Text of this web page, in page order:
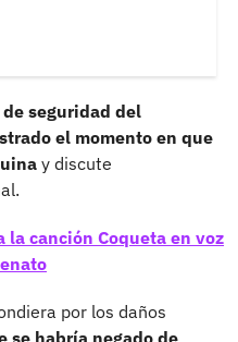
de seguridad del
el momento en que
y discute
la canción Coqueta en voz
por los daños
se habría negado de